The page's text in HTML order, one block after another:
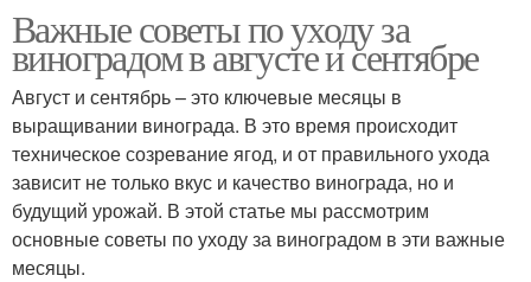
Важные советы по уходу за
виноградом в августе и сентябре
Август и сентябрь – это ключевые месяцы в
выращивании винограда. В это время происходит
техническое созревание ягод, и от правильного ухода
зависит не только вкус и качество винограда, но и
будущий урожай. В этой статье мы рассмотрим
основные советы по уходу за виноградом в эти важные
месяцы.